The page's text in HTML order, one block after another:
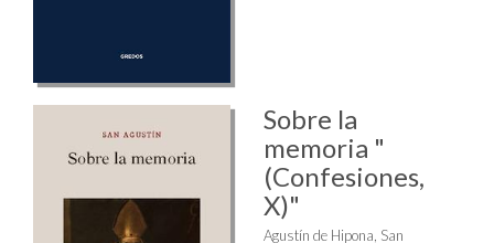
Sobre la
memoria "
(Confesiones,
X)"
Agustín de Hipona, San